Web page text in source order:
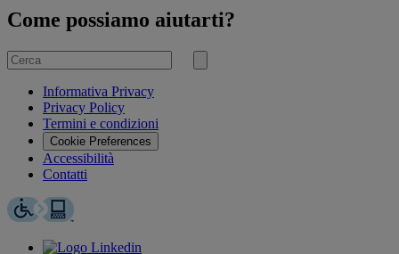
Come possiamo aiutarti?
Cerca
per
Invia
Informativa Privacy
Privacy Policy
Termini e condizioni
Cookie Preferences
Accessibilità
Contatti